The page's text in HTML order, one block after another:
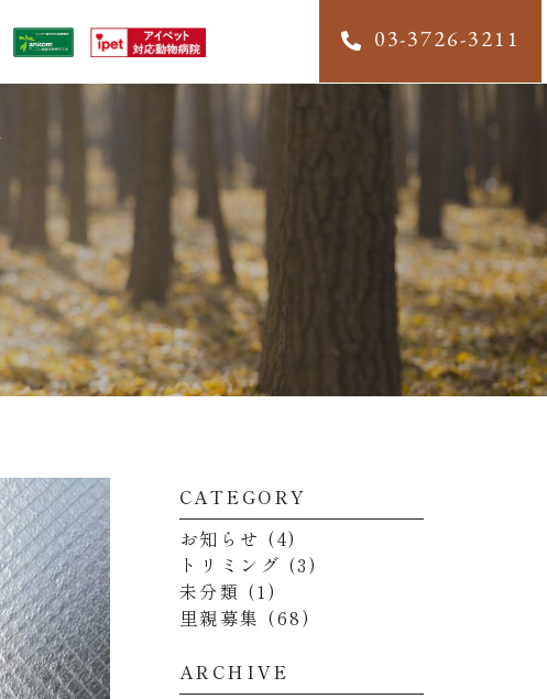
03-3726-3211
CATEGORY
お知らせ (4)
トリミング (3)
未分類 (1)
里親募集 (68)
ARCHIVE